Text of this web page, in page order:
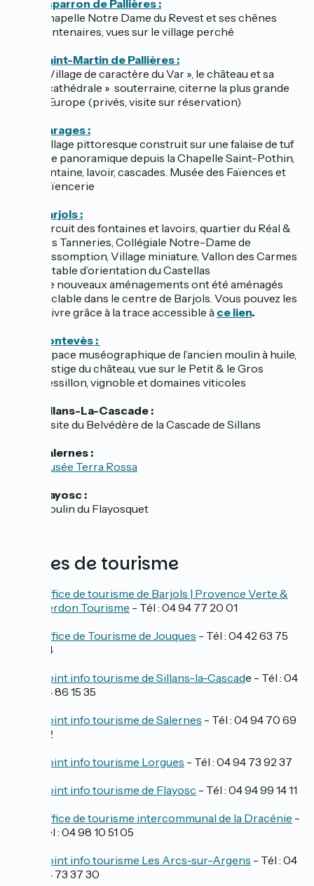
Esparron de Pallières :
Chapelle Notre Dame du Revest et ses chênes
centenaires, vues sur le village perché
Saint-Martin de Pallières :
« Village de caractère du Var », le château et sa
« cathédrale » souterraine, citerne la plus grande
d’Europe (privés, visite sur réservation)
Varages :
Village pittoresque construit sur une falaise de tuf
vue panoramique depuis la Chapelle Saint-Pothin,
fontaine, lavoir, cascades. Musée des Faïences et
Faïencerie
Barjols :
Circuit des fontaines et lavoirs, quartier du Réal &
des Tanneries, Collégiale Notre-Dame de
l’Assomption, Village miniature, Vallon des Carmes
et table d’orientation du Castellas
De nouveaux aménagements ont été aménagés
cyclable dans le centre de Barjols. Vous pouvez les
suivre grâce à la trace accessible à ce lien.
Pontevès :
Espace muséographique de l’ancien moulin à huile,
vestige du château, vue sur le Petit & le Gros
Bessillon, vignoble et domaines viticoles
Sillans-La-Cascade :
Visite du Belvédère de la Cascade de Sillans
Salernes :
Musée Terra Rossa
Flayosc :
Moulin du Flayosquet
Offices de tourisme
Office de tourisme de Barjols | Provence Verte &
Verdon Tourisme - Tél : 04 94 77 20 01
Office de Tourisme de Jouques - Tél : 04 42 63 75
04
Point info tourisme de Sillans-la-Cascade - Tél : 04
94 86 15 35
Point info tourisme de Salernes - Tél : 04 94 70 69
02
Point info tourisme Lorgues - Tél : 04 94 73 92 37
Point info tourisme de Flayosc - Tél : 04 94 99 14 11
Office de tourisme intercommunal de la Dracénie -
Tél : 04 98 10 51 05
Point info tourisme Les Arcs-sur-Argens - Tél : 04
94 73 37 30